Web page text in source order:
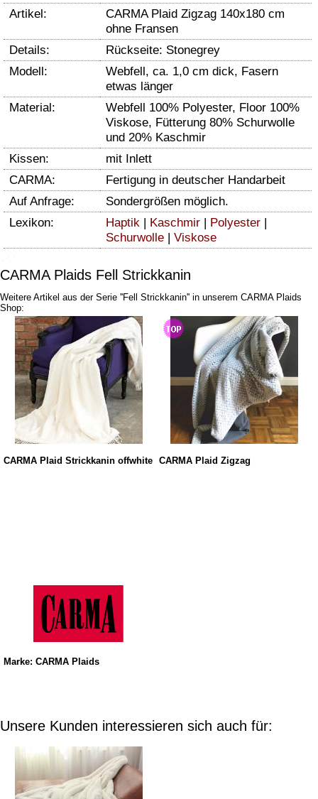
Artikel:
CARMA Plaid Zigzag 140x180 cm
ohne Fransen
Details:
Rückseite: Stonegrey
Modell:
Webfell, ca. 1,0 cm dick, Fasern
etwas länger
Material:
Webfell 100% Polyester, Floor 100%
Viskose, Fütterung 80% Schurwolle
und 20% Kaschmir
Kissen:
mit Inlett
CARMA:
Fertigung in deutscher Handarbeit
Auf Anfrage:
Sondergrößen möglich.
Lexikon:
Haptik | Kaschmir | Polyester |
Schurwolle | Viskose
CARMA Plaids Fell Strickkanin
Weitere Artikel aus der Serie ''Fell Strickkanin'' in unserem CARMA Plaids
Shop:
CARMA Plaid Strickkanin offwhite CARMA Plaid Zigzag
Marke: CARMA Plaids
Unsere Kunden interessieren sich auch für: